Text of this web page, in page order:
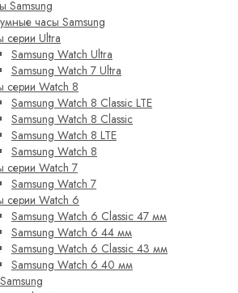
Samsung
часы Samsung
серии Ultra
Samsung Watch Ultra
Samsung Watch 7 Ultra
серии Watch 8
Samsung Watch 8 Classic LTE
Samsung Watch 8 Classic
Samsung Watch 8 LTE
Samsung Watch 8
серии Watch 7
Samsung Watch 7
серии Watch 6
Samsung Watch 6 Classic 47 мм
Samsung Watch 6 44 мм
Samsung Watch 6 Classic 43 мм
Samsung Watch 6 40 мм